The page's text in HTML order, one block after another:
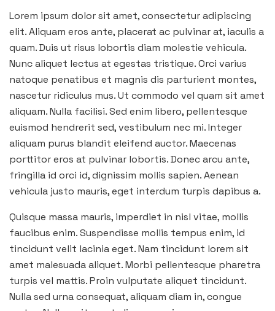
Lorem ipsum dolor sit amet, consectetur adipiscing
elit. Aliquam eros ante, placerat ac pulvinar at, iaculis a
quam. Duis ut risus lobortis diam molestie vehicula.
Nunc aliquet lectus at egestas tristique. Orci varius
natoque penatibus et magnis dis parturient montes,
nascetur ridiculus mus. Ut commodo vel quam sit amet
aliquam. Nulla facilisi. Sed enim libero, pellentesque
euismod hendrerit sed, vestibulum nec mi. Integer
aliquam purus blandit eleifend auctor. Maecenas
porttitor eros at pulvinar lobortis. Donec arcu ante,
fringilla id orci id, dignissim mollis sapien. Aenean
vehicula justo mauris, eget interdum turpis dapibus a.
Quisque massa mauris, imperdiet in nisl vitae, mollis
faucibus enim. Suspendisse mollis tempus enim, id
tincidunt velit lacinia eget. Nam tincidunt lorem sit
amet malesuada aliquet. Morbi pellentesque pharetra
turpis vel mattis. Proin vulputate aliquet tincidunt.
Nulla sed urna consequat, aliquam diam in, congue